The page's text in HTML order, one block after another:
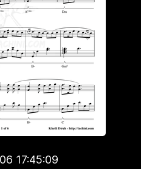
17:45:09